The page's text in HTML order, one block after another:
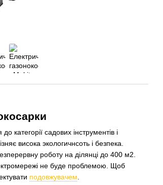
категорії садових інструментів і
висока экологичнсоть і безпека.
роботу на ділянці до 400 м2.
не буде проблемою. Щоб
подовжувачем